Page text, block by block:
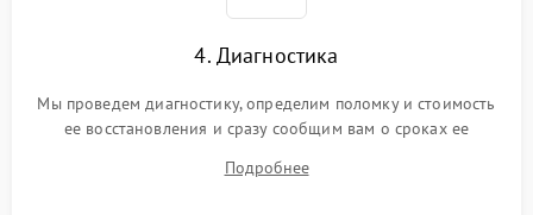
4. Диагностика
Мы проведем диагностику, определим поломку и стоимость
ее восстановления и сразу сообщим вам о сроках ее
Подробнее